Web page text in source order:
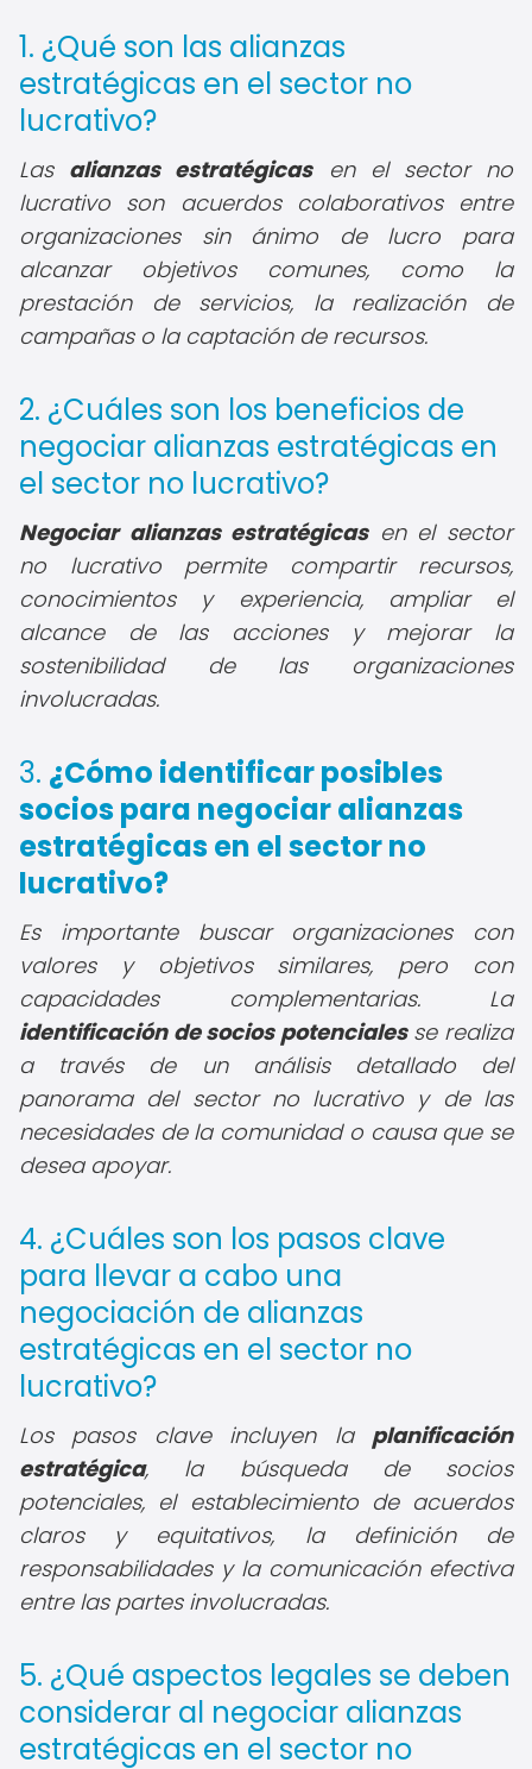
1. ¿Qué son las alianzas
estratégicas en el sector no
lucrativo?
Las alianzas estratégicasen el sector no
lucrativo son acuerdos colaborativos entre
organizaciones sin ánimo de lucro para
alcanzar objetivos comunes, como la
prestación de servicios, la realización de
campañas o la captación de recursos.
2. ¿Cuáles son los beneficios de
negociar alianzas estratégicas en
el sector no lucrativo?
Negociar alianzas estratégicasen el sector
no lucrativo permite compartir recursos,
conocimientos y experiencia, ampliar el
alcance de las acciones y mejorar la
sostenibilidad de las organizaciones
involucradas.
3. ¿Cómo identificar posibles
socios para negociar alianzas
estratégicas en el sector no
lucrativo?
Es importante buscar organizaciones con
valores y objetivos similares, pero con
capacidades complementarias. La
identificación de socios potencialesse realiza
a través de un análisis detallado del
panorama del sector no lucrativo y de las
necesidades de la comunidad o causa que se
desea apoyar.
4. ¿Cuáles son los pasos clave
para llevar a cabo una
negociación de alianzas
estratégicas en el sector no
lucrativo?
Los pasos clave incluyen la planificación
estratégica, la búsqueda de socios
potenciales, el establecimiento de acuerdos
claros y equitativos, la definición de
responsabilidades y la comunicación efectiva
entre las partes involucradas.
5. ¿Qué aspectos legales se deben
considerar al negociar alianzas
estratégicas en el sector no